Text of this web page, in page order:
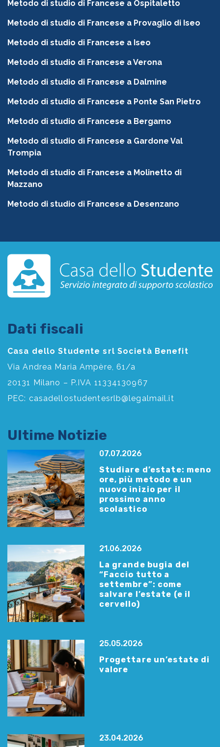
Metodo di studio di Francese a Ospitaletto
Metodo di studio di Francese a Provaglio di Iseo
Metodo di studio di Francese a Iseo
Metodo di studio di Francese a Verona
Metodo di studio di Francese a Dalmine
Metodo di studio di Francese a Ponte San Pietro
Metodo di studio di Francese a Bergamo
Metodo di studio di Francese a Gardone Val
Trompia
Metodo di studio di Francese a Molinetto di
Mazzano
Metodo di studio di Francese a Desenzano
Dati fiscali
Casa dello Studente srl Società Benefit
Via Andrea Maria Ampère, 61/a
20131 Milano – P.IVA 11334130967
PEC: casadellostudentesrlb@legalmail.it
Ultime Notizie
07.07.2026
Studiare d’estate: meno
ore, più metodo e un
nuovo inizio per il
prossimo anno
scolastico
21.06.2026
La grande bugia del
“Faccio tutto a
settembre”: come
salvare l’estate (e il
cervello)
25.05.2026
Progettare un’estate di
valore
23.04.2026